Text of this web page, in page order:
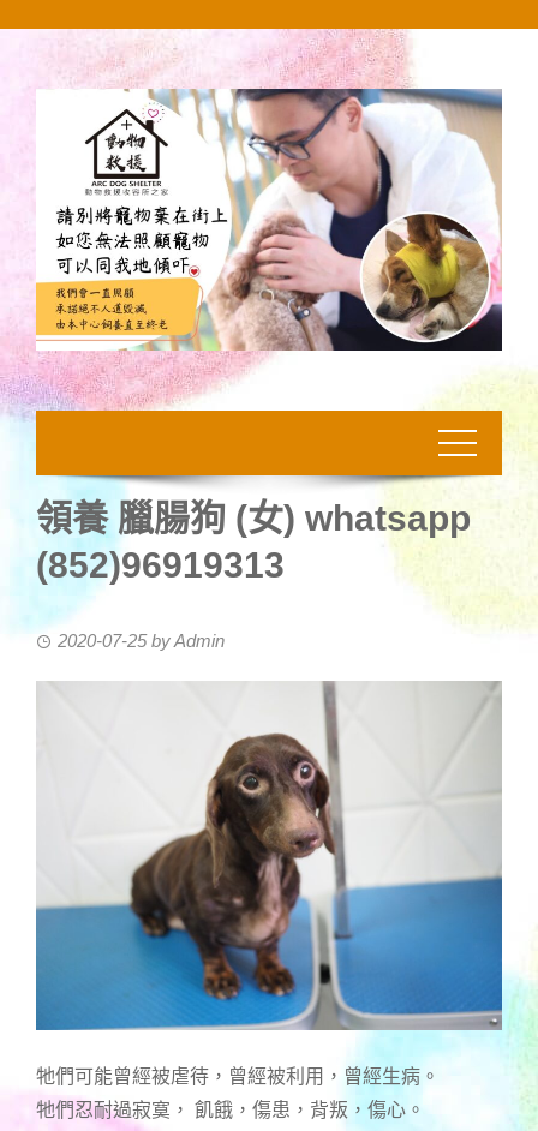
領養 臘腸狗 (女) whatsapp
(852)96919313
2020-07-25byAdmin
牠們可能曾經被虐待，曾經被利用，曾經生病。
牠們忍耐過寂寞， 飢餓，傷患，背叛，傷心。